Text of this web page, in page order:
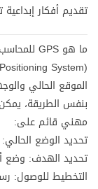
تقديم أفكار
ما هو GPS للمحاسب؟
الموقع الحالي
مهني قائم على:
تحديد الوضع
تحديد الهدف: وضع
التخطيط للوصول: